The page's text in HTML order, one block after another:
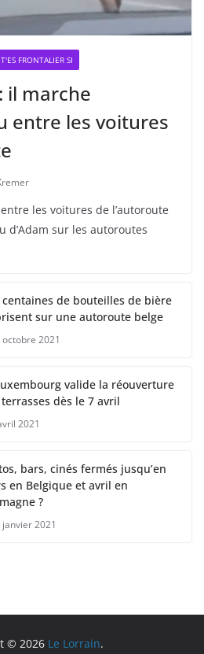
T'ES FRONTALIER SI
il marche
entre les voitures
les voitures de l’autoroute
sur les autoroutes
centaines de bouteilles de bière
sur une autoroute belge
octobre 2021
valide la réouverture
dès le 7 avril
2021
bars, cinés fermés jusqu’en
en Belgique et avril en
?
janvier 2021
© 2026 Le Lorrain.